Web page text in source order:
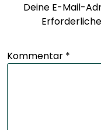
Deine E-Mail-
Kommentar *